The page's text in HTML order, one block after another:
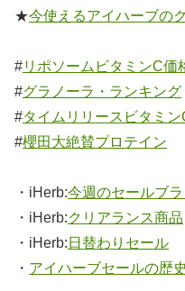
★今使えるアイハーブの
#リポソームビタミンC価
#グラノーラ・ランキング
#タイムリリースビタミ
#櫻田大絶賛プロテイン
・iHerb:今週のセールブラ
・iHerb:クリアランス商品
・iHerb: 日替わりセール
・ アイハーブセールの歴史